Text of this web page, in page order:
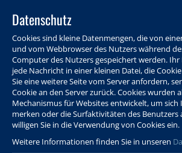
Datenschutz
Cookies sind kleine Datenmengen, die von
und vom Webbrowser des Nutzers während
Computer des Nutzers gespeichert werden.
jede Nachricht in einer kleinen Datei, die
Sie eine weitere Seite vom Server anfordern,
Cookie an den Server zurück. Cookies wurden
Mechanismus für Websites entwickelt, um
merken oder die Surfaktivitäten des Benutzers
willigen Sie in die Verwendung von Cookies ein.
Weitere Informationen finden Sie in unseren
Programm Info & Service Aktuelles